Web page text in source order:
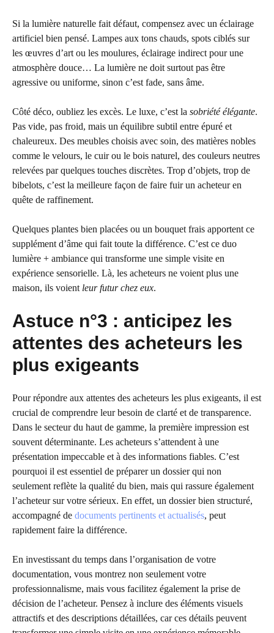
Si la lumière naturelle fait défaut, compensez avec un éclairage
artificiel bien pensé. Lampes aux tons chauds, spots ciblés sur
les œuvres d’art ou les moulures, éclairage indirect pour une
atmosphère douce… La lumière ne doit surtout pas être
agressive ou uniforme, sinon c’est fade, sans âme.
Côté déco, oubliez les excès. Le luxe, c’est la sobriété élégante.
Pas vide, pas froid, mais un équilibre subtil entre épuré et
chaleureux. Des meubles choisis avec soin, des matières nobles
comme le velours, le cuir ou le bois naturel, des couleurs neutres
relevées par quelques touches discrètes. Trop d’objets, trop de
bibelots, c’est la meilleure façon de faire fuir un acheteur en
quête de raffinement.
Quelques plantes bien placées ou un bouquet frais apportent ce
supplément d’âme qui fait toute la différence. C’est ce duo
lumière + ambiance qui transforme une simple visite en
expérience sensorielle. Là, les acheteurs ne voient plus une
maison, ils voient leur futur chez eux.
Astuce n°3 : anticipez les
attentes des acheteurs les
plus exigeants
Pour répondre aux attentes des acheteurs les plus exigeants, il est
crucial de comprendre leur besoin de clarté et de transparence.
Dans le secteur du haut de gamme, la première impression est
souvent déterminante. Les acheteurs s’attendent à une
présentation impeccable et à des informations fiables. C’est
pourquoi il est essentiel de préparer un dossier qui non
seulement reflète la qualité du bien, mais qui rassure également
l’acheteur sur votre sérieux. En effet, un dossier bien structuré,
accompagné de documents pertinents et actualisés, peut
rapidement faire la différence.
En investissant du temps dans l’organisation de votre
documentation, vous montrez non seulement votre
professionnalisme, mais vous facilitez également la prise de
décision de l’acheteur. Pensez à inclure des éléments visuels
attractifs et des descriptions détaillées, car ces détails peuvent